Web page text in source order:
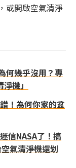
或開啟空氣清淨
何幾乎沒用？專
機」
！為何你家的盆
信NASA了！搞
氣清淨機還划